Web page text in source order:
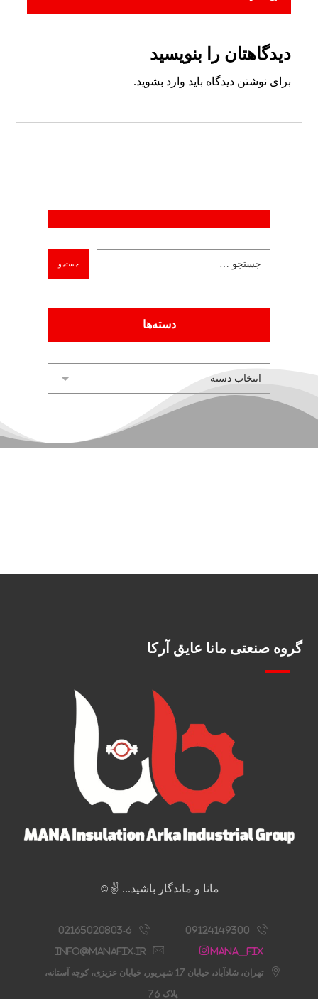
دیدگاهتان را بنویسید
برای نوشتن دیدگاه باید وارد بشوید.
دسته‌ها
گروه صنعتی مانا عایق آرکا
مانا و ماندگار باشید... ✌️☺️
09124149300
02165020803-6
Mana__fix
info@manafix.ir
تهران، شادآباد، خیابان 17 شهریور، خیابان عزیزی، کوچه آستانه،
پلاک 76